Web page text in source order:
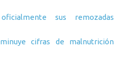
entradas
sus remozadas
cifras de malnutrición